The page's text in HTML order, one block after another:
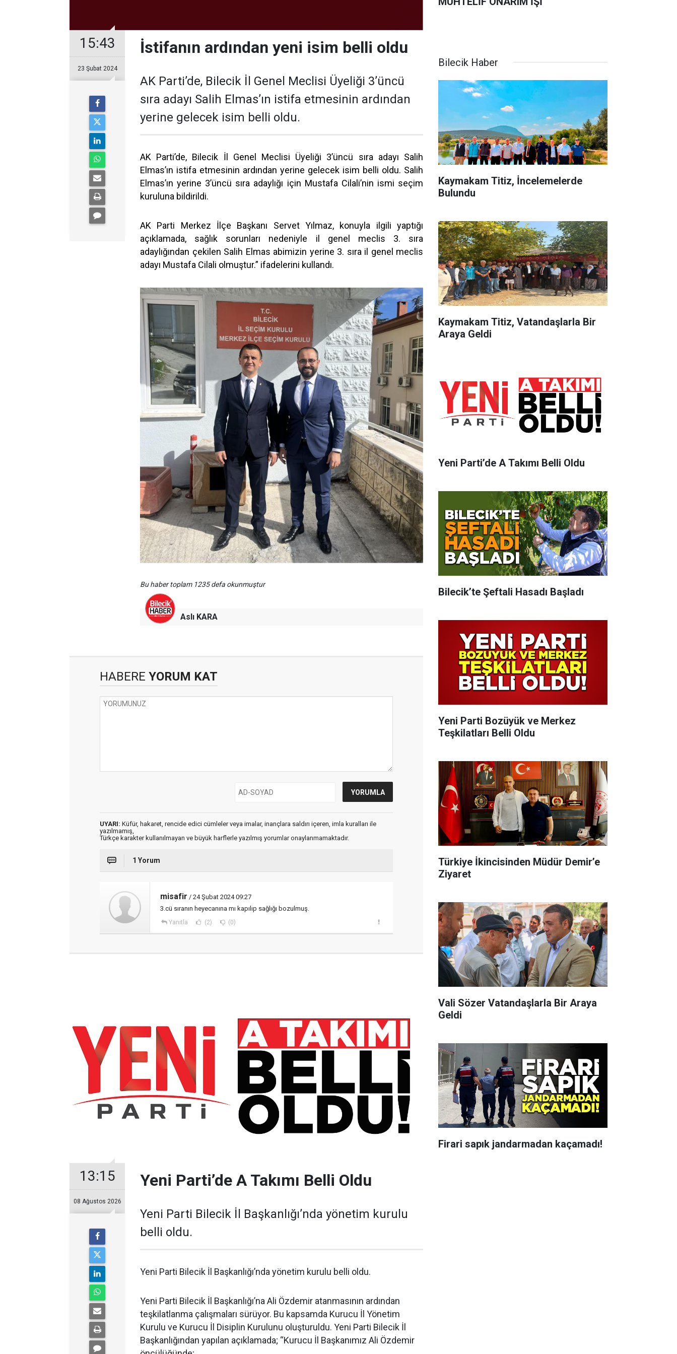
15:43
23 Şubat 2024
İstifanın ardından yeni isim belli oldu
AK Parti’de, Bilecik İl Genel Meclisi Üyeliği 3’üncü
sıra adayı Salih Elmas’ın istifa etmesinin ardından
yerine gelecek isim belli oldu.
AK Parti’de, Bilecik İl Genel Meclisi Üyeliği 3’üncü sıra adayı Salih
Elmas’ın istifa etmesinin ardından yerine gelecek isim belli oldu. Salih
Elmas’ın yerine 3’üncü sıra adaylığı için Mustafa Cilali’nin ismi seçim
kuruluna bildirildi.
AK Parti Merkez İlçe Başkanı Servet Yılmaz, konuyla ilgili yaptığı
açıklamada, sağlık sorunları nedeniyle il genel meclis 3. sıra
adaylığından çekilen Salih Elmas abimizin yerine 3. sıra il genel meclis
adayı Mustafa Cilali olmuştur.” ifadelerini kullandı.
Bu haber toplam 1235 defa okunmuştur
Aslı KARA
HABERE YORUM KAT
UYARI: Küfür, hakaret, rencide edici cümleler veya imalar, inançlara saldırı içeren, imla kuralları ile
yazılmamış,
Türkçe karakter kullanılmayan ve büyük harflerle yazılmış yorumlar onaylanmamaktadır.
1 Yorum
misafir / 24 Şubat 2024 09:27
3.cü sıranın heyecanına mı kapılıp sağlığı bozulmuş.
Yanıtla (2) (0)
13:15
08 Ağustos 2026
Yeni Parti’de A Takımı Belli Oldu
Yeni Parti Bilecik İl Başkanlığı’nda yönetim kurulu
belli oldu.
Yeni Parti Bilecik İl Başkanlığı’nda yönetim kurulu belli oldu.
Yeni Parti Bilecik İl Başkanlığı’na Ali Özdemir atanmasının ardından
teşkilatlanma çalışmaları sürüyor. Bu kapsamda Kurucu İl Yönetim
Kurulu ve Kurucu İl Disiplin Kurulunu oluşturuldu. Yeni Parti Bilecik İl
Başkanlığından yapılan açıklamada; “Kurucu İl Başkanımız Ali Özdemir
Bilecik Haber
Kaymakam Titiz, İncelemelerde
Bulundu
Kaymakam Titiz, Vatandaşlarla Bir
Araya Geldi
Yeni Parti’de A Takımı Belli Oldu
Bilecik’te Şeftali Hasadı Başladı
Yeni Parti Bozüyük ve Merkez
Teşkilatları Belli Oldu
Türkiye İkincisinden Müdür Demir’e
Ziyaret
Vali Sözer Vatandaşlarla Bir Araya
Geldi
Firari sapık jandarmadan kaçamadı!